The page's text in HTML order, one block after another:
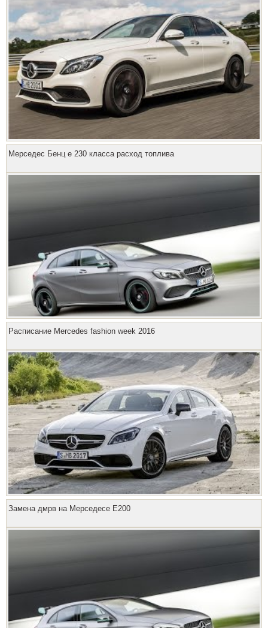
Мерседес Бенц е 230 класса расход топлива
Расписание Mercedes fashion week 2016
Замена дмрв на Мерседесе Е200